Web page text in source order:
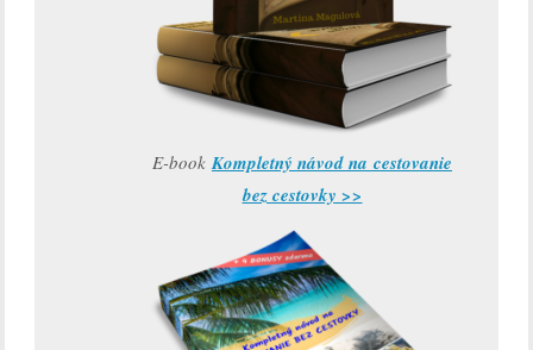
E-book Kompletný návod na cestovanie
bez cestovky >>